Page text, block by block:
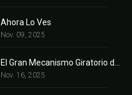
⁨Ahora Lo Ves⁩
Nov. 09, 2025
Nov. 16, 2025